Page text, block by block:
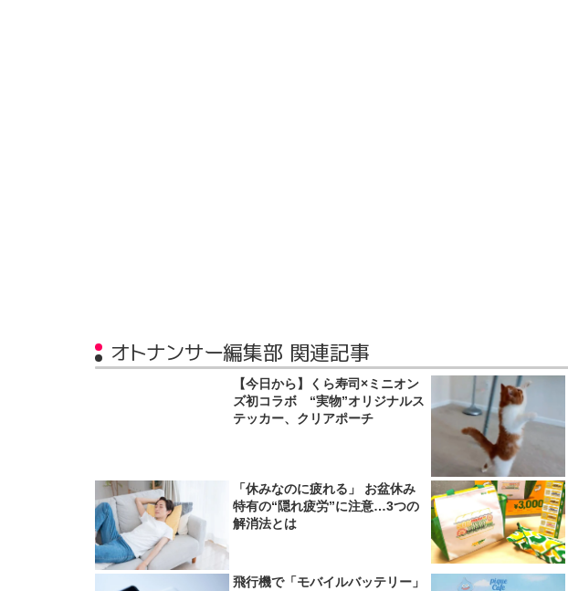
オトナンサー編集部 関連記事
【今日から】くら寿司×ミニオン
ズ初コラボ “実物”オリジナルス
テッカー、クリアポーチ
「休みなのに疲れる」 お盆休み
特有の“隠れ疲労”に注意…3つの
解消法とは
飛行機で「モバイルバッテリー」